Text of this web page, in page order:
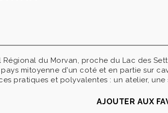
Régional du Morvan, proche du Lac des
mitoyenne d'un coté et en partie sur
pratiques et polyvalentes : un atelier, une
AJOUTER AUX